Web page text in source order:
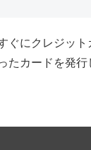
ぐにクレジッ
たカードを発行